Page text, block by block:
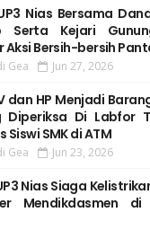
Nias Bersama
Serta Kejari
Aksi Bersih-bersih
Gea Jun 27, 2026
dan HP Menjadi
Diperiksa Di Labfor
Siswi SMK di ATM
Gea Jun 23, 2026
Nias Siaga
Mendikdasmen di